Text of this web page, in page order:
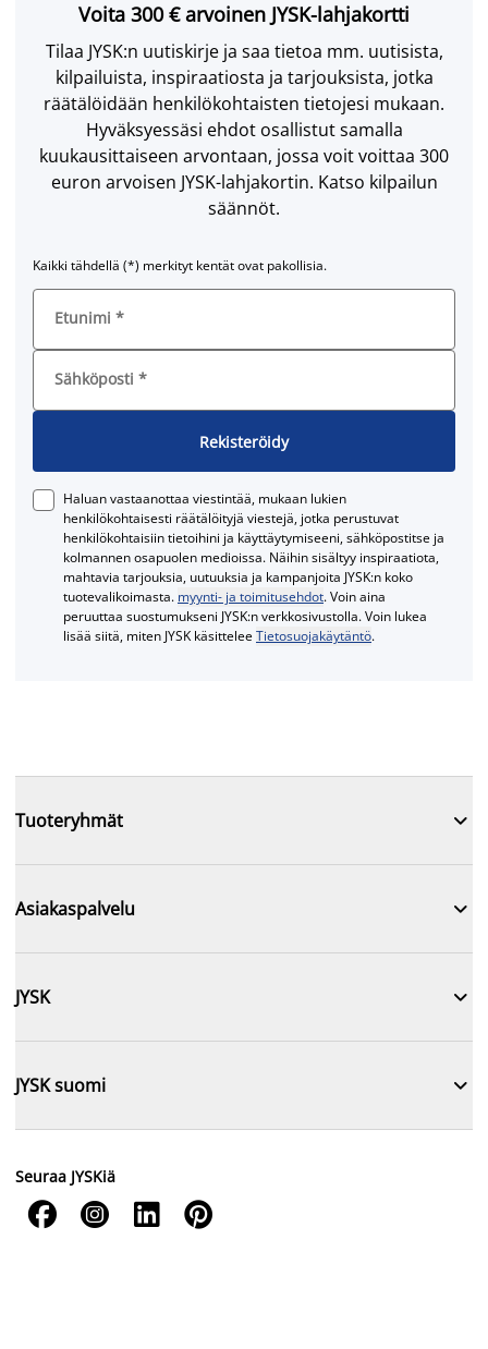
Voita 300 € arvoinen JYSK-lahjakortti
Tilaa JYSK:n uutiskirje ja saa tietoa mm. uutisista,
kilpailuista, inspiraatiosta ja tarjouksista, jotka
räätälöidään henkilökohtaisten tietojesi mukaan.
Hyväksyessäsi ehdot osallistut samalla
kuukausittaiseen arvontaan, jossa voit voittaa 300
euron arvoisen JYSK-lahjakortin. Katso kilpailun
säännöt.
Kaikki tähdellä (*) merkityt kentät ovat pakollisia.
Etunimi *
Sähköposti *
Rekisteröidy
Haluan vastaanottaa viestintää, mukaan lukien
henkilökohtaisesti räätälöityjä viestejä, jotka perustuvat
henkilökohtaisiin tietoihini ja käyttäytymiseeni, sähköpostitse ja
kolmannen osapuolen medioissa. Näihin sisältyy inspiraatiota,
mahtavia tarjouksia, uutuuksia ja kampanjoita JYSK:n koko
tuotevalikoimasta. myynti- ja toimitusehdot. Voin aina
peruuttaa suostumukseni JYSK:n verkkosivustolla. Voin lukea
lisää siitä, miten JYSK käsitteleeTietosuojakäytäntö.
Tuoteryhmät 
Asiakaspalvelu 
JYSK 
JYSK suomi 
Seuraa JYSKiä
   